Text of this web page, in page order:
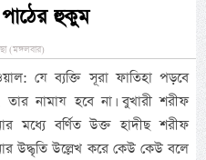
পাঠের হুকুম
(মঙ্গলবার)
যে ব্যক্তি সূরা ফাতিহা পড়বে
তার নামায হবে না। বুখারী শরীফ
মধ্যে বর্ণিত উক্ত হাদীছ শরীফ
উদ্ধৃতি উল্লেখ করে কেউ কেউ বলে